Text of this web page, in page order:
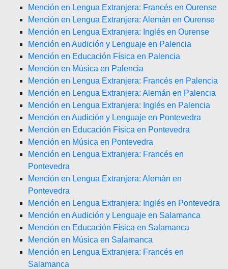
Mención en Lengua Extranjera: Francés en Ourense
Mención en Lengua Extranjera: Alemán en Ourense
Mención en Lengua Extranjera: Inglés en Ourense
Mención en Audición y Lenguaje en Palencia
Mención en Educación Física en Palencia
Mención en Música en Palencia
Mención en Lengua Extranjera: Francés en Palencia
Mención en Lengua Extranjera: Alemán en Palencia
Mención en Lengua Extranjera: Inglés en Palencia
Mención en Audición y Lenguaje en Pontevedra
Mención en Educación Física en Pontevedra
Mención en Música en Pontevedra
Mención en Lengua Extranjera: Francés en
Pontevedra
Mención en Lengua Extranjera: Alemán en
Pontevedra
Mención en Lengua Extranjera: Inglés en Pontevedra
Mención en Audición y Lenguaje en Salamanca
Mención en Educación Física en Salamanca
Mención en Música en Salamanca
Mención en Lengua Extranjera: Francés en
Salamanca